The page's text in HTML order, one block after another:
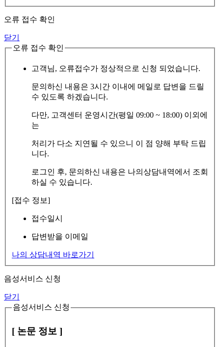
오류 접수 확인
닫기
오류 접수 확인
고객님, 오류접수가 정상적으로 신청 되었습니다.
문의하신 내용은 3시간 이내에 메일로 답변을 드릴
수 있도록 하겠습니다.
다만, 고객센터 운영시간(평일 09:00 ~ 18:00) 이외에
는
처리가 다소 지연될 수 있으니 이 점 양해 부탁 드립
니다.
로그인 후, 문의하신 내용은 나의상담내역에서 조회
하실 수 있습니다.
[접수 정보]
접수일시
답변받을 이메일
나의 상담내역 바로가기
음성서비스 신청
닫기
음성서비스 신청
[ 논문 정보 ]